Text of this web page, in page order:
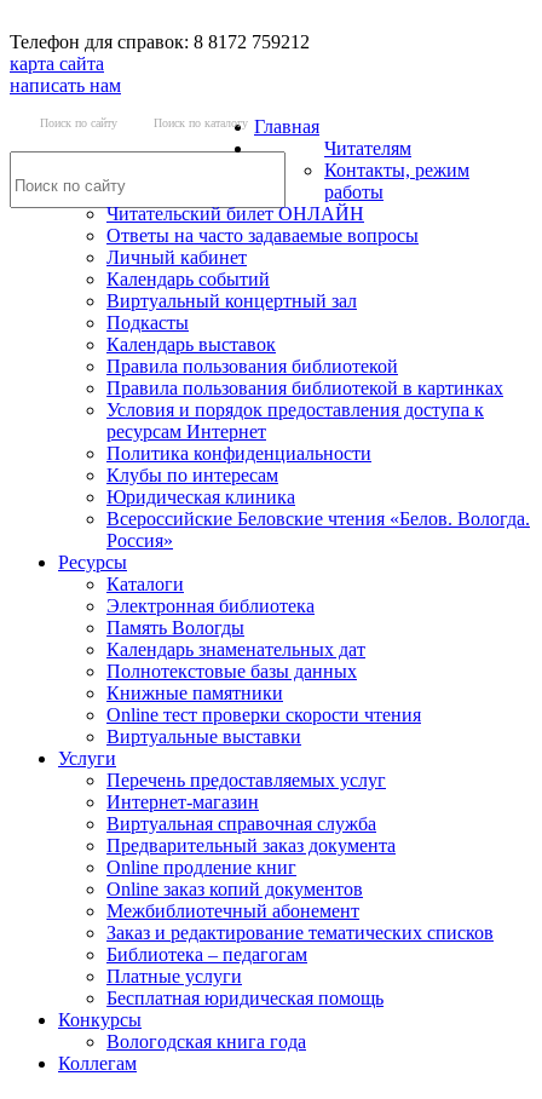
Телефон для справок: 8 8172 759212
карта сайта
написать нам
Поиск по сайту Поиск по каталогу Главная
Читателям
Контакты, режим
работы
Читательский билет ОНЛАЙН
Ответы на часто задаваемые вопросы
Личный кабинет
Календарь событий
Виртуальный концертный зал
Подкасты
Календарь выставок
Правила пользования библиотекой
Правила пользования библиотекой в картинках
Условия и порядок предоставления доступа к
ресурсам Интернет
Политика конфиденциальности
Клубы по интересам
Юридическая клиника
Всероссийские Беловские чтения «Белов. Вологда.
Россия»
Ресурсы
Каталоги
Электронная библиотека
Память Вологды
Календарь знаменательных дат
Полнотекстовые базы данных
Книжные памятники
Online тест проверки скорости чтения
Виртуальные выставки
Услуги
Перечень предоставляемых услуг
Интернет-магазин
Виртуальная справочная служба
Предварительный заказ документа
Online продление книг
Online заказ копий документов
Межбиблиотечный абонемент
Заказ и редактирование тематических списков
Библиотека – педагогам
Платные услуги
Бесплатная юридическая помощь
Конкурсы
Вологодская книга года
Коллегам